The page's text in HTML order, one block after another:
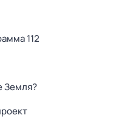
112
Земля?